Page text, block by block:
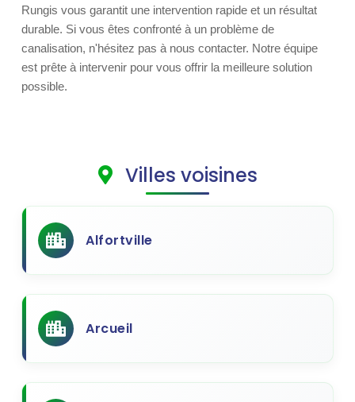
Rungis vous garantit une intervention rapide et un résultat
durable. Si vous êtes confronté à un problème de
canalisation, n'hésitez pas à nous contacter. Notre équipe
est prête à intervenir pour vous offrir la meilleure solution
possible.
Villes voisines
Alfortville
Arcueil